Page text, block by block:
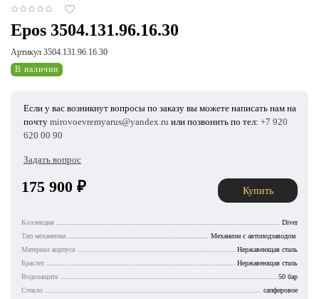
Epos 3504.131.96.16.30
Артикул 3504.131.96.16.30
В наличии
Если у вас возникнут вопросы по заказу вы можете написать нам на
почту mirovoevremyarus@yandex.ru или позвонить по тел: +7 920
620 00 90
Задать вопрос
175 900 ₽ Купить
Коллекция
Diver
Тип механизма
Механизм с автоподзаводом
Материал корпуса
Нержавеющая сталь
Браслет
Нержавеющая сталь
Водозащита
50 бар
Стекло
сапфировое